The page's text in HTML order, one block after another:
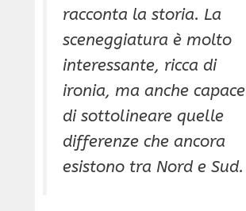
racconta la storia. La
sceneggiatura è molto
interessante, ricca di
ironia, ma anche capace
di sottolineare quelle
differenze che ancora
esistono tra Nord e Sud.